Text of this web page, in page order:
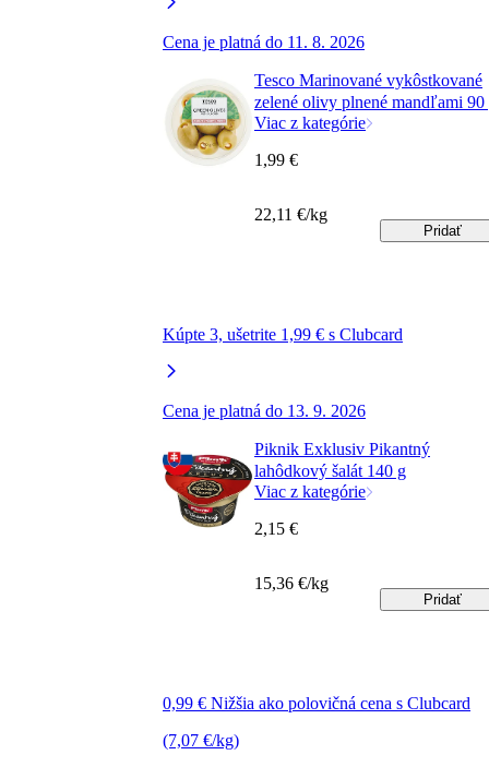
Cena je platná do 11. 8. 2026
Tesco Marinované vykôstkované
zelené olivy plnené mandľami 90
Viac z kategórie
Kúpte 3, ušetrite 1,99 € s Clubcard
Cena je platná do 13. 9. 2026
1,99 €
22,11 €/kg
Pridať
Piknik Exklusiv Pikantný
lahôdkový šalát 140 g
Viac z kategórie
0,99 € Nižšia ako polovičná cena s Clubcard
(7,07 €/kg)
2,15 €
15,36 €/kg
Pridať